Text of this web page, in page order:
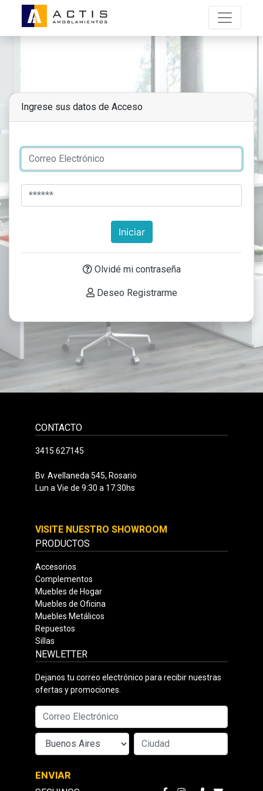
Ingrese sus datos de Acceso
Iniciar
Olvidé mi contraseña
Deseo Registrarme
CONTACTO
3415 627145
Bv. Avellaneda 545, Rosario
Lun a Vie de 9:30 a 17:30hs
VISITE NUESTRO SHOWROOM
PRODUCTOS
Accesorios
Complementos
Muebles de Hogar
Muebles de Oficina
Muebles Metálicos
Repuestos
Sillas
NEWLETTER
Dejanos tu correo electrónico para recibir nuestras
ofertas y promociones.
ENVIAR